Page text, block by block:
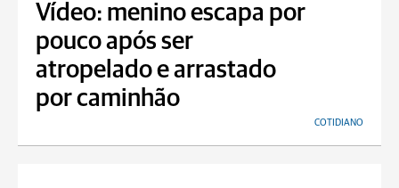
Vídeo: menino escapa por
pouco após ser
atropelado e arrastado
por caminhão
COTIDIANO